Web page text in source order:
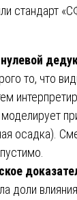
стандарт
то, что
осадка).
доли